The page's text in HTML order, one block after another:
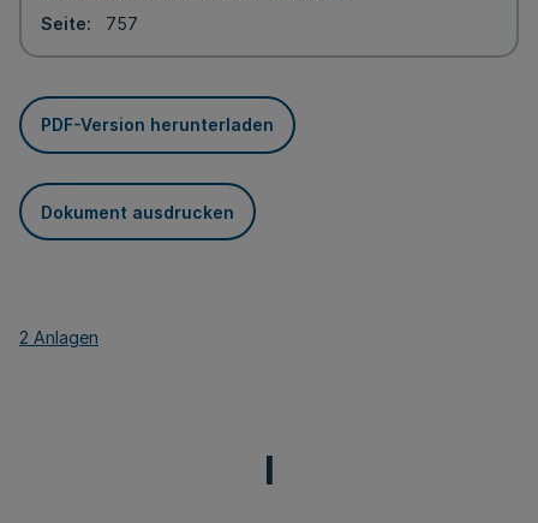
Seite
757
PDF-Version herunterladen
Dokument ausdrucken
2 Anlagen
I